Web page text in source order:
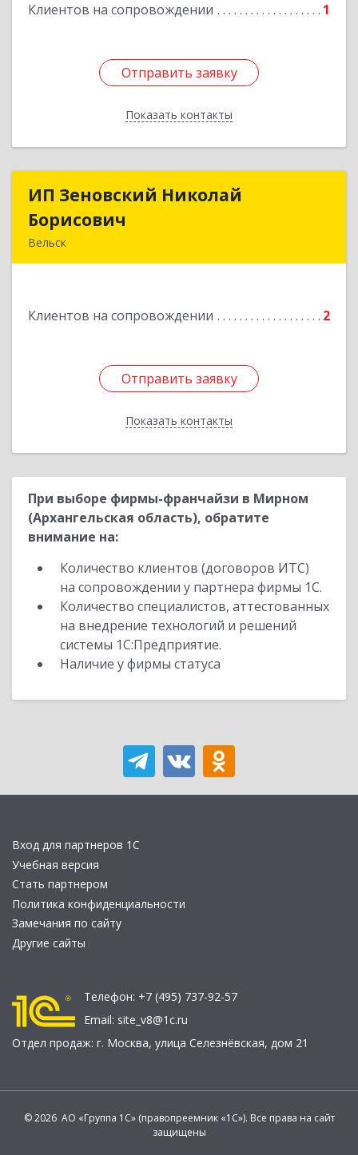
Клиентов на сопровождении 1
Отправить заявку
Показать контакты
Подробнее
Отправить заявку
Назад
ИП Зеновский Николай
Борисович
Вельск
Клиентов на сопровождении 2
Отправить заявку
Показать контакты
ИП Зеновский Николай
Подробнее
Отправить заявку
Назад
При выборе фирмы-франчайзи в Мирном
(Архангельская область), обратите
внимание на:
Количество клиентов (договоров ИТС)
на сопровождении у партнера фирмы 1С.
Количество специалистов, аттестованных
на внедрение технологий и решений
системы 1С:Предприятие.
Наличие у фирмы статуса
Вход для партнеров 1С
Учебная версия
Стать партнером
Политика конфиденциальности
Замечания по сайту
Другие сайты
Телефон: +7 (495) 737-92-57
Email: site_v8@1c.ru
Отдел продаж: г. Москва, улица Селезнёвская, дом 21
© 2026 АО «Группа 1С» (правопреемник «1С»). Все права на сайт
защищены